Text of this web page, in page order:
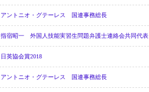
アントニオ・グテーレス 国連事務総長
指宿昭一 外国人技能実習生問題弁護士連絡会共同代表
日英協会賞2018
アントニオ・グテーレス 国連事務総長